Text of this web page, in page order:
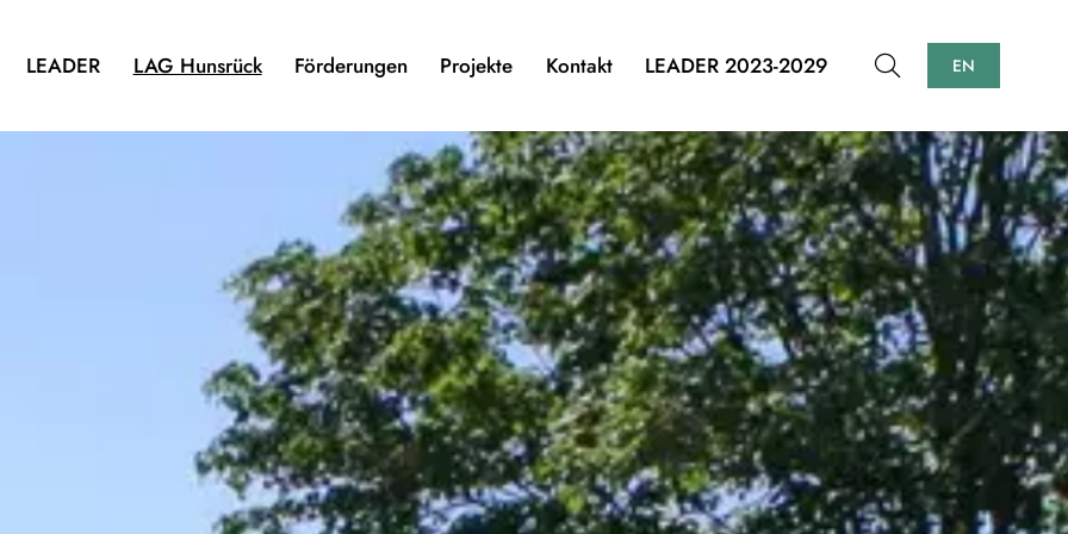
LEADER LAG Hunsrück Förderungen Projekte Kontakt LEADER 2023-2029 EN